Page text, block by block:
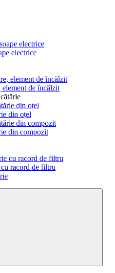
electrice
element de încălzit
din oțel
din compozit
racord de filtru